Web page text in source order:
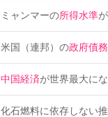
ミャンマーの所得水準
米国（連邦）の政府債務
中国経済が世界最大に
化石燃料に依存しない